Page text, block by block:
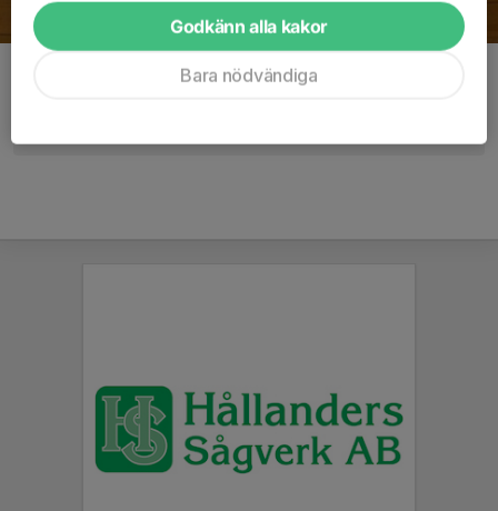
Godkänn alla kakor
Bara nödvändiga